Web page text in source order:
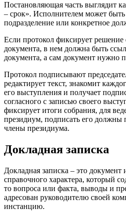
Постановляющая часть выглядит
– срок». Исполнителем может быть
подразделение или конкретное
Если протокол фиксирует решение
документа, в нем должна быть
документа, а сам документ нужно
Протокол подписывают
редактирует текст, знакомит
его выступления и получает
согласного с записью своего
фиксирует итоги собрания, для
президиум, подписать его должны
члены президиума.
Докладная записка
Докладная записка – это
справочного характера, который
то вопроса или факта, выводы и
адресован руководителю своей
инстанцию.